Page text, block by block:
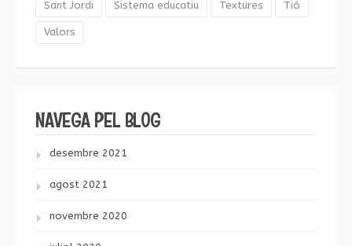
Sant Jordi Sistema educatiu Textures Tió
Valors
NAVEGA PEL BLOG
desembre 2021
agost 2021
novembre 2020